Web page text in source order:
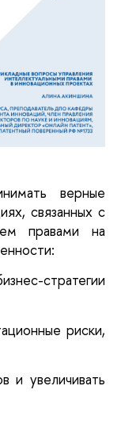
верные
связанных с
правами на
стратегии
риски,
и увеличивать